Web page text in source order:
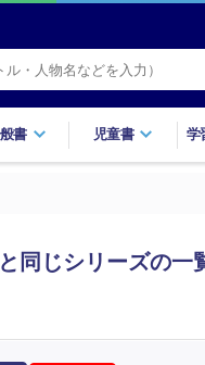
書 児童書 学
同じシリーズの一